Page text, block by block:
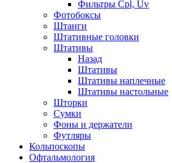
Фильтры Cpl, Uv
Фотобоксы
Штанги
Штативные головки
Штативы
Назад
Штативы
Штативы наплечные
Штативы настольные
Шторки
Сумки
Фоны и держатели
Футляры
Кольпоскопы
Офтальмология